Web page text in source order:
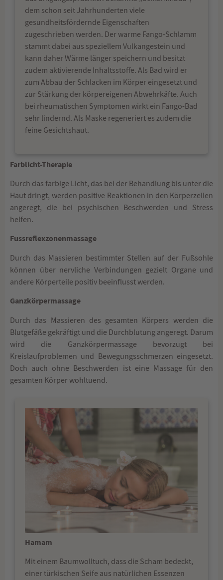
dem schon seit Jahrhunderten viele
gesundheitsfördernde Eigenschaften
zugeschrieben werden. Der warme Fango-Schlamm
stammt dabei aus speziellem Vulkangestein und
kann daher Wärme länger speichern und besitzt
zudem aktivierende Inhaltsstoffe. Als Bad wird er
zum Abbau der Schlacken im Körper eingesetzt und
zur Stärkung der körpereigenen Abwehrkäfte. Auch
bei rheumatischen Symptomen wirkt ein Fango-Bad
sehr lindernd. Als Maske regeneriert es zudem die
feine Gesichtshaut.
Farblicht-Therapie
Durch das farbige Licht, das bei der Behandlung bis unter die
Haut dringt, werden positive Reaktionen in den Körperzellen
angeregt, die bei psychischen Beschwerden und Stress
helfen.
Fussreflexzonenmassage
Durch das Massieren bestimmter Stellen auf der Fußsohle
können über nervliche Verbindungen gezielt Organe und
andere Körperteile positiv beeinflusst werden.
Ganzkörpermassage
Durch das Massieren des gesamten Körpers werden die
Blutgefäße gekräftigt und die Durchblutung angeregt. Darum
wird die Ganzkörpermassage bevorzugt bei
Kreislaufproblemen und Bewegungsschmerzen eingesetzt.
Doch auch ohne Beschwerden ist eine Massage für den
gesamten Körper wohltuend.
Hamam
Mit einem Baumwolltuch, dass die Scham bedeckt,
einer türkischen Seife aus natürlichen Essenzen